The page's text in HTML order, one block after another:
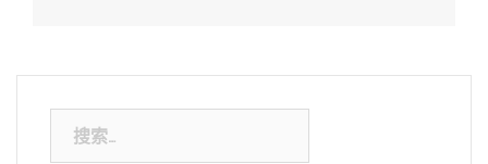
索：